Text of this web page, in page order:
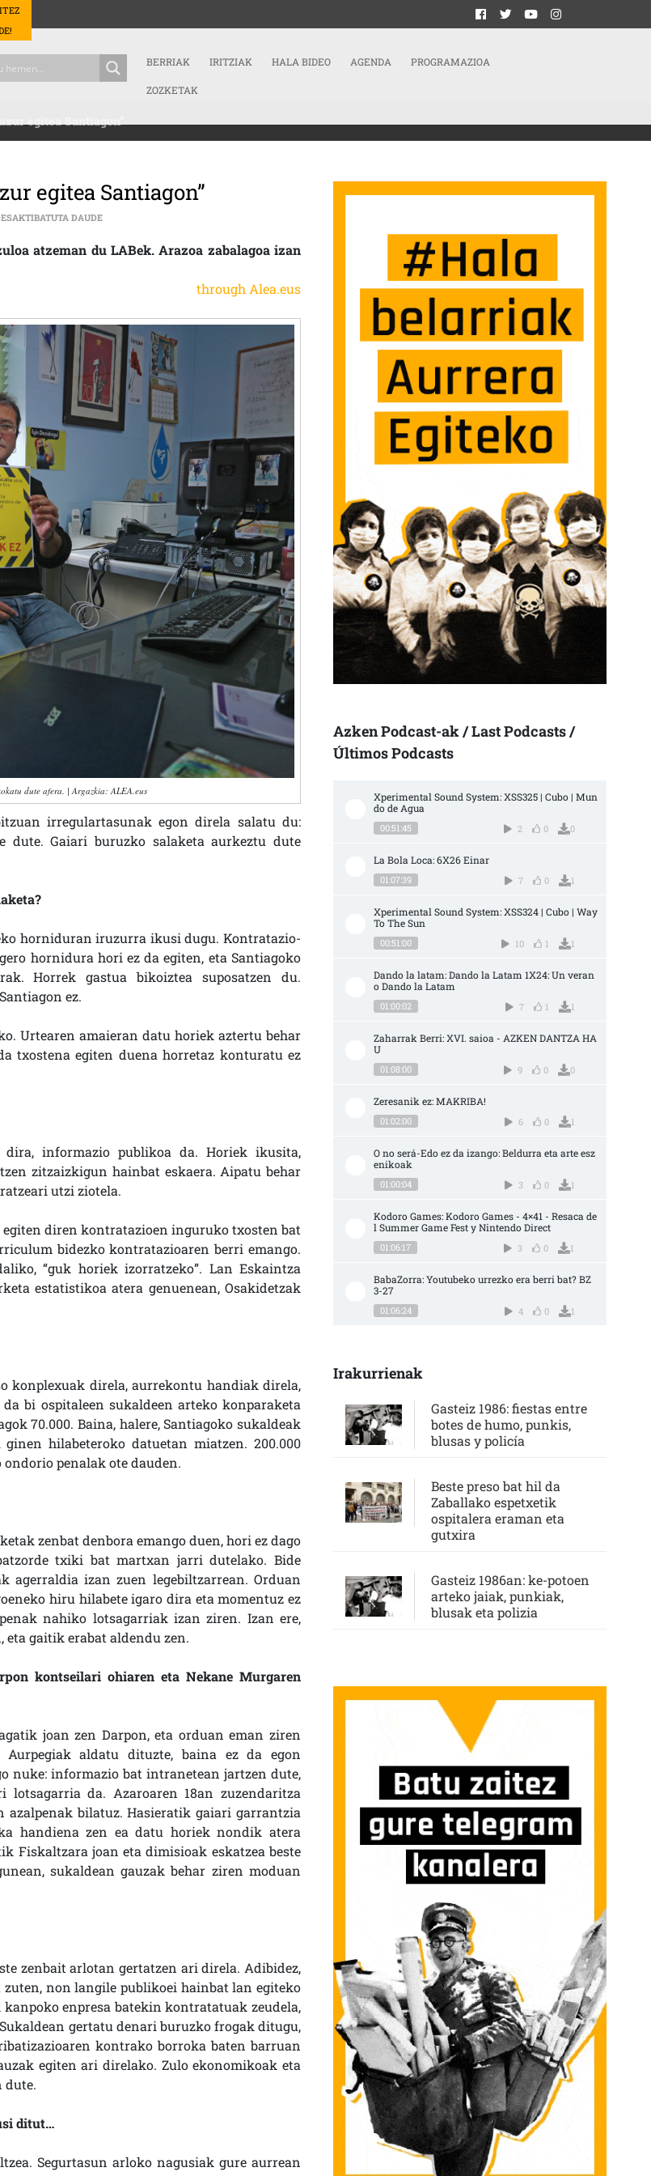
BERRIAK IRITZIAK HALA BIDEO AGENDA PROGRAMAZIOA
ZOZKETAK
egitea Santiagon”
egitea Santiagon”
DAUDE“PRIBATIZAZIOARI ESKER IZAN DA POSIBLE IRUZUR EGITEA SANTIAGON” SARRERAN
atzeman du LABek. Arazoa zabalagoa izan
through Alea.eus
dute afera. | Argazkia: ALEA.eus
irregulartasunak egon direla salatu du:
dute. Gaiari buruzko salaketa aurkeztu dute
horniduran iruzurra ikusi dugu. Kontratazio-
hornidura hori ez da egiten, eta Santiagoko
Horrek gastua bikoiztea suposatzen du.
ez.
Urtearen amaieran datu horiek aztertu behar
txostena egiten duena horretaz konturatu ez
informazio publikoa da. Horiek ikusita,
zitzaizkigun hainbat eskaera. Aipatu behar
utzi ziotela.
diren kontratazioen inguruko txosten bat
bidezko kontratazioaren berri emango.
“guk horiek izorratzeko”. Lan Eskaintza
estatistikoa atera genuenean, Osakidetzak
konplexuak direla, aurrekontu handiak direla,
bi ospitaleen sukaldeen arteko konparaketa
70.000. Baina, halere, Santiagoko sukaldeak
hilabeteroko datuetan miatzen. 200.000
penalak ote dauden.
zenbat denbora emango duen, hori ez dago
txiki bat martxan jarri dutelako. Bide
agerraldia izan zuen legebiltzarrean. Orduan
hiru hilabete igaro dira eta momentuz ez
nahiko lotsagarriak izan ziren. Izan ere,
gaitik erabat aldendu zen.
kontseilari ohiaren eta Nekane Murgaren
joan zen Darpon, eta orduan eman ziren
aldatu dituzte, baina ez da egon
nuke: informazio bat intranetean jartzen dute,
da. Azaroaren 18an zuzendaritza
bilatuz. Hasieratik gaiari garrantzia
handiena zen ea datu horiek nondik atera
Fiskaltzara joan eta dimisioak eskatzea beste
sukaldean gauzak behar ziren moduan
zenbait arlotan gertatzen ari direla. Adibidez,
non langile publikoei hainbat lan egiteko
enpresa batekin kontratatuak zeudela,
gertatu denari buruzko frogak ditugu,
kontrako borroka baten barruan
egiten ari direlako. Zulo ekonomikoak eta
dute.
ditut…
Segurtasun arloko nagusiak gure aurrean
Azken Podcast-ak / Last Podcasts /
Últimos Podcasts
Xperimental Sound System: XSS325 | Cubo | Mun
do de Agua
00:51:45 2 0 0
La Bola Loca: 6X26 Einar
01:07:39 7 0 1
Xperimental Sound System: XSS324 | Cubo | Way
To The Sun
00:51:00 10 1 1
Dando la latam: Dando la Latam 1X24: Un veran
o Dando la Latam
01:00:02 7 1 1
Zaharrak Berri: XVI. saioa - AZKEN DANTZA HA
U
01:08:00 9 0 0
Zeresanik ez: MAKRIBA!
01:02:00 6 0 1
O no será-Edo ez da izango: Beldurra eta arte esz
enikoak
01:00:04 3 0 1
Kodoro Games: Kodoro Games - 4×41 - Resaca de
l Summer Game Fest y Nintendo Direct
01:06:17 3 0 1
BabaZorra: Youtubeko urrezko era berri bat? BZ
3-27
01:06:24 4 0 1
Irakurrienak
Gasteiz 1986: fiestas entre
botes de humo, punkis,
blusas y policía
Beste preso bat hil da
Zaballako espetxetik
ospitalera eraman eta
gutxira
Gasteiz 1986an: ke-potoen
arteko jaiak, punkiak,
blusak eta polizia